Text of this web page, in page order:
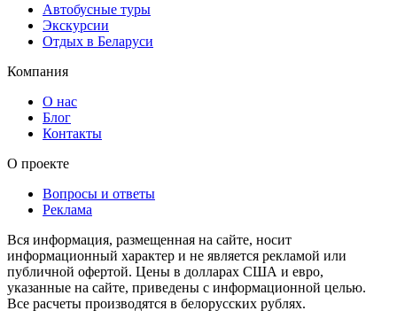
Автобусные туры
Экскурсии
Отдых в Беларуси
Компания
О нас
Блог
Контакты
О проекте
Вопросы и ответы
Реклама
Вся информация, размещенная на сайте, носит
информационный характер и не является рекламой или
публичной офертой. Цены в долларах США и евро,
указанные на сайте, приведены с информационной целью.
Все расчеты производятся в белорусских рублях.